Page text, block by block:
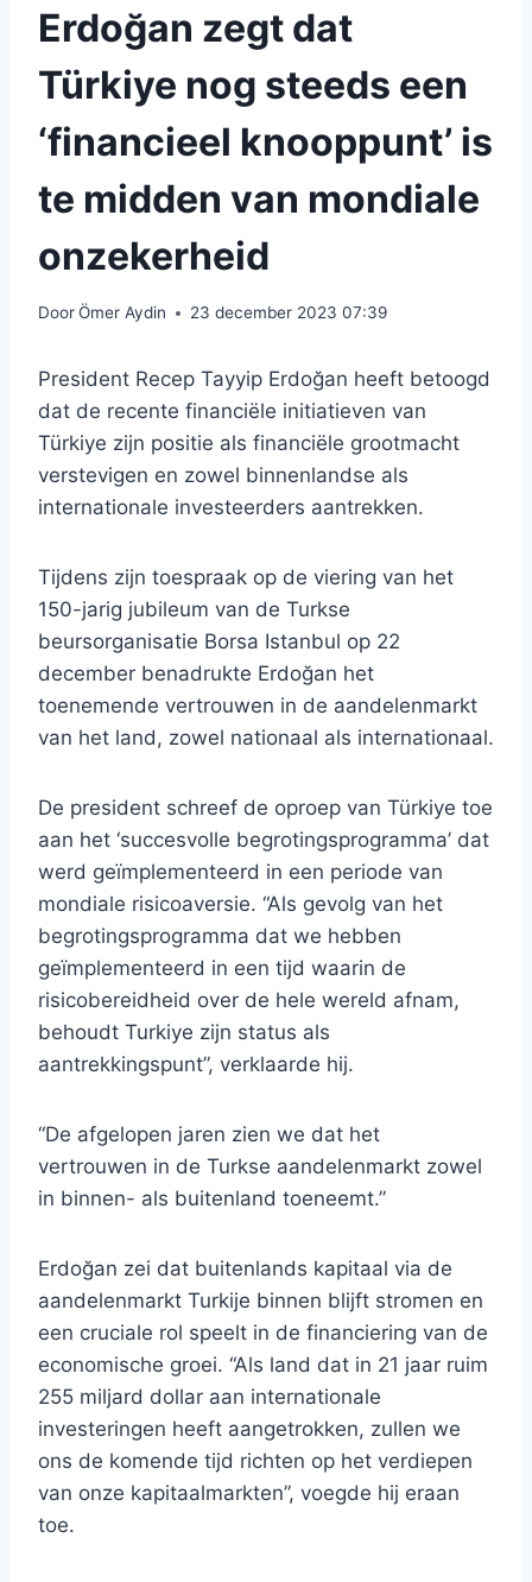
Erdoğan zegt dat
Türkiye nog steeds een
‘financieel knooppunt’ is
te midden van mondiale
onzekerheid
DoorÖmer Aydin 23 december 2023 07:39
President Recep Tayyip Erdoğan heeft betoogd
dat de recente financiële initiatieven van
Türkiye zijn positie als financiële grootmacht
verstevigen en zowel binnenlandse als
internationale investeerders aantrekken.
Tijdens zijn toespraak op de viering van het
150-jarig jubileum van de Turkse
beursorganisatie Borsa Istanbul op 22
december benadrukte Erdoğan het
toenemende vertrouwen in de aandelenmarkt
van het land, zowel nationaal als internationaal.
De president schreef de oproep van Türkiye toe
aan het ‘succesvolle begrotingsprogramma’ dat
werd geïmplementeerd in een periode van
mondiale risicoaversie. “Als gevolg van het
begrotingsprogramma dat we hebben
geïmplementeerd in een tijd waarin de
risicobereidheid over de hele wereld afnam,
behoudt Turkiye zijn status als
aantrekkingspunt”, verklaarde hij.
“De afgelopen jaren zien we dat het
vertrouwen in de Turkse aandelenmarkt zowel
in binnen- als buitenland toeneemt.”
Erdoğan zei dat buitenlands kapitaal via de
aandelenmarkt Turkije binnen blijft stromen en
een cruciale rol speelt in de financiering van de
economische groei. “Als land dat in 21 jaar ruim
255 miljard dollar aan internationale
investeringen heeft aangetrokken, zullen we
ons de komende tijd richten op het verdiepen
van onze kapitaalmarkten”, voegde hij eraan
toe.